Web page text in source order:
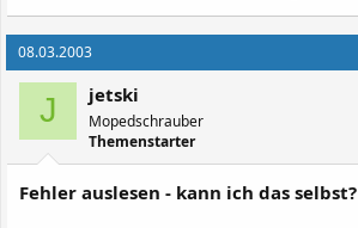
08.03.2003
J jetski
Mopedschrauber
Themenstarter
Fehler auslesen - kann ich das selbst?